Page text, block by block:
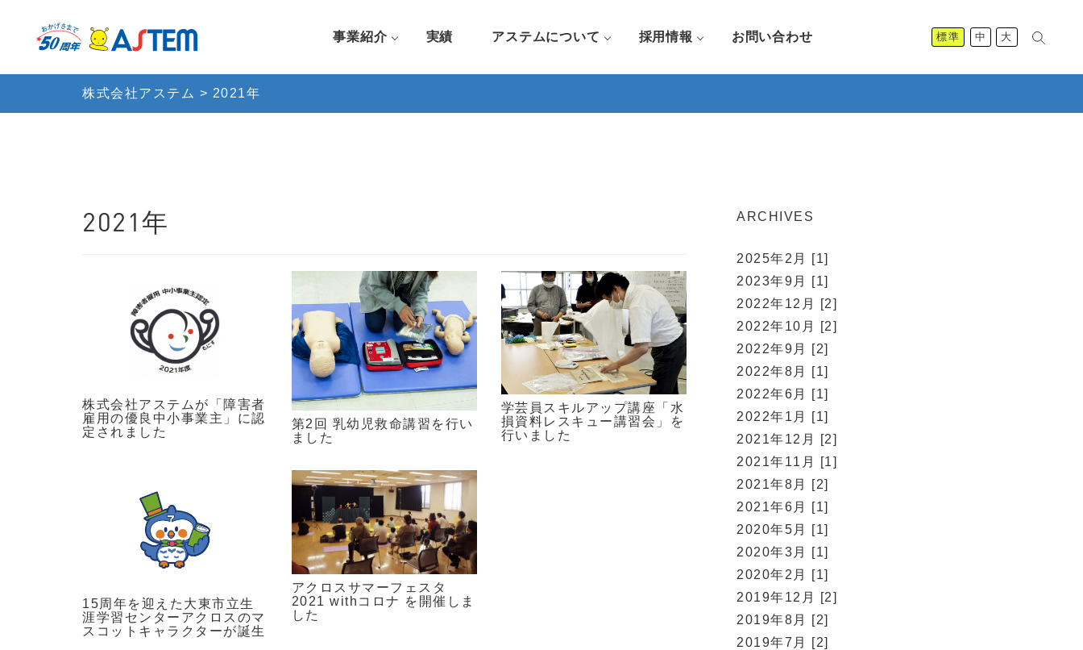
事業紹介 実績 アステムについて 採用情報 お問い合わせ 標準 中 大
株式会社アステム > 2021年
2021年
株式会社アステムが「障害者
雇用の優良中小事業主」に認
定されました
第2回 乳幼児救命講習を行い
ました
学芸員スキルアップ講座「水
損資料レスキュー講習会」を
行いました
15周年を迎えた大東市立生
涯学習センターアクロスのマ
スコットキャラクターが誕生
アクロスサマーフェスタ
2021 withコロナ を開催しま
した
ARCHIVES
2025年2月 [1]
2023年9月 [1]
2022年12月 [2]
2022年10月 [2]
2022年9月 [2]
2022年8月 [1]
2022年6月 [1]
2022年1月 [1]
2021年12月 [2]
2021年11月 [1]
2021年8月 [2]
2021年6月 [1]
2020年5月 [1]
2020年3月 [1]
2020年2月 [1]
2019年12月 [2]
2019年8月 [2]
2019年7月 [2]